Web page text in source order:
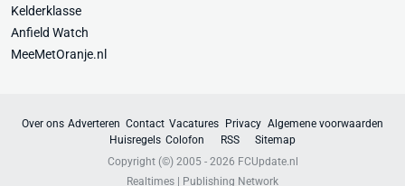
Kelderklasse
Anfield Watch
MeeMetOranje.nl
Over ons Adverteren Contact Vacatures Privacy Algemene voorwaarden
Huisregels Colofon RSS
Sitemap
Copyright (©) 2005 - 2026 FCUpdate.nl
Realtimes | Publishing Network